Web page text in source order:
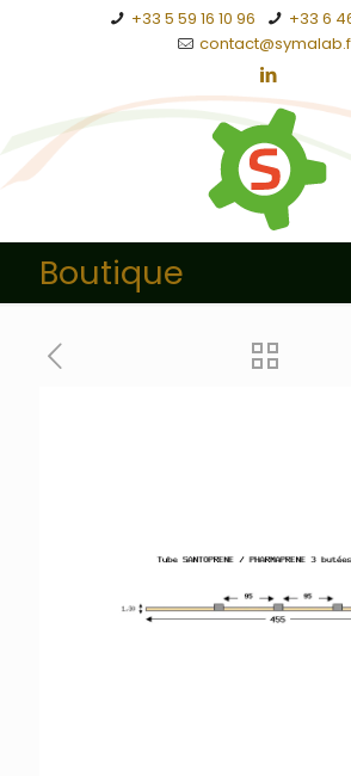
+33 5 59 16 10 96
+33 6
Boutique